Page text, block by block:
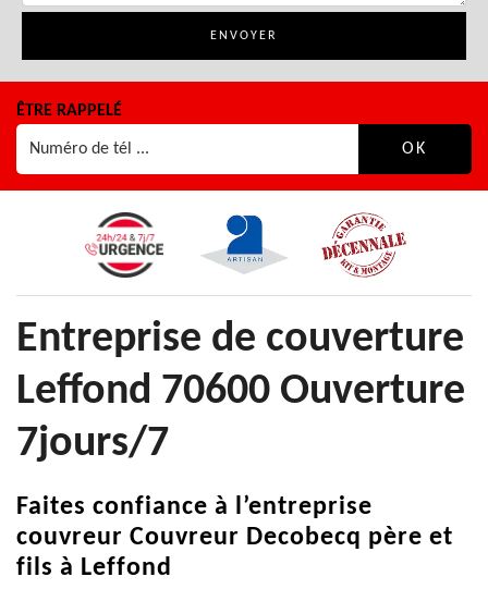
ÊTRE RAPPELÉ
Entreprise de couverture
Leffond 70600 Ouverture
7jours/7
Faites confiance à l’entreprise
couvreur Couvreur Decobecq père et
fils à Leffond